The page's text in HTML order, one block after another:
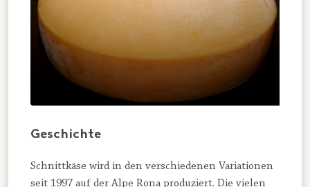
Geschichte
Schnittkäse wird in den verschiedenen Variationen
seit 1997 auf der Alpe Rona produziert. Die vielen